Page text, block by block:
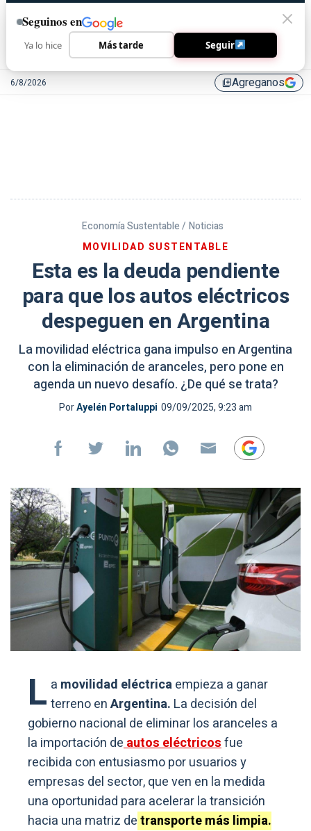
6/8/2026 library_addAgreganos
Economía Sustentable / Noticias
MOVILIDAD SUSTENTABLE
Esta es la deuda pendiente
para que los autos eléctricos
despeguen en Argentina
La movilidad eléctrica gana impulso en Argentina
con la eliminación de aranceles, pero pone en
agenda un nuevo desafío. ¿De qué se trata?
PorAyelén Portaluppi 09/09/2025, 9:23 am
L a movilidad eléctricaempieza a ganar
terreno enArgentina. La decisión del
gobierno nacional de eliminar los aranceles a
la importación deautos eléctricosfue
recibida con entusiasmo por usuarios y
empresas del sector, que ven en la medida
una oportunidad para acelerar la transición
hacia una matriz detransporte más limpia.
Seguinos en
Ya lo hice Más tarde Seguir